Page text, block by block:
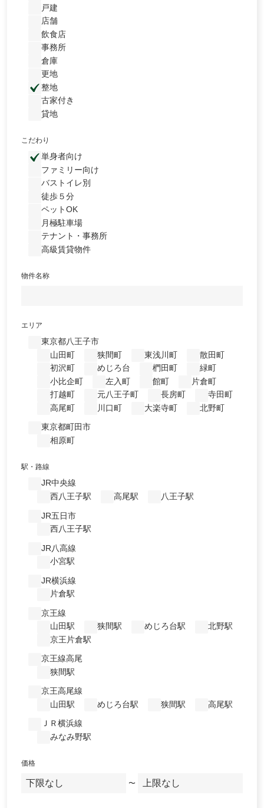
戸建
店舗
飲食店
事務所
倉庫
更地
整地
古家付き
貸地
こだわり
単身者向け
ファミリー向け
バストイレ別
徒歩５分
ペットOK
月極駐車場
テナント・事務所
高級賃貸物件
物件名称
エリア
東京都八王子市
山田町
狭間町 東浅川町
散田町
初沢町
めじろ台 椚田町
緑町
小比企町
左入町 館町
片倉町
打越町
元八王子町 長房町
寺田町
高尾町
川口町 大楽寺町 北野町
東京都町田市
相原町
駅・路線
JR中央線
西八王子駅
高尾駅 八王子駅
JR五日市
西八王子駅
JR八高線
小宮駅
JR横浜線
片倉駅
京王線
山田駅
狭間駅 めじろ台駅
北野駅
京王片倉駅
京王線高尾
狭間駅
京王高尾線
山田駅
めじろ台駅 狭間駅 高尾駅
ＪＲ横浜線
みなみ野駅
価格
〜